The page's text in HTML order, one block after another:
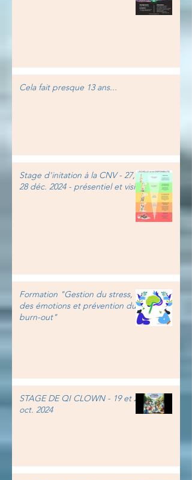
Cela fait presque 13 ans...
Stage d'initation à la CNV - 27,
28 déc. 2024 - présentiel et visio
Formation "Gestion du stress,
des émotions et prévention du
burn-out"
STAGE DE QI CLOWN - 19 et 20
oct. 2024